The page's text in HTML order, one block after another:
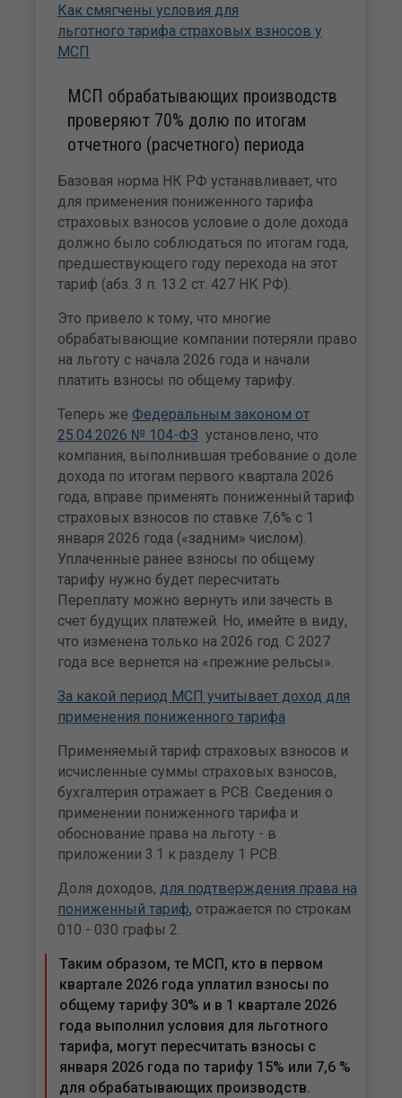
Как смягчены условия для
льготного тарифа страховых взносов у
МСП
МСП обрабатывающих производств
проверяют 70% долю по итогам
отчетного (расчетного) периода
Базовая норма НК РФ устанавливает, что
для применения пониженного тарифа
страховых взносов условие о доле дохода
должно было соблюдаться по итогам года,
предшествующего году перехода на этот
тариф (абз. 3 п. 13.2 ст. 427 НК РФ).
Это привело к тому, что многие
обрабатывающие компании потеряли право
на льготу с начала 2026 года и начали
платить взносы по общему тарифу.
Теперь же Федеральным законом от
25.04.2026 № 104-ФЗ установлено, что
компания, выполнившая требование о доле
дохода по итогам первого квартала 2026
года, вправе применять пониженный тариф
страховых взносов по ставке 7,6% с 1
января 2026 года («задним» числом).
Уплаченные ранее взносы по общему
тарифу нужно будет пересчитать.
Переплату можно вернуть или зачесть в
счет будущих платежей. Но, имейте в виду,
что изменена только на 2026 год. С 2027
года все вернется на «прежние рельсы».
За какой период МСП учитывает доход для
применения пониженного тарифа
Применяемый тариф страховых взносов и
исчисленные суммы страховых взносов,
бухгалтерия отражает в РСВ. Сведения о
применении пониженного тарифа и
обоснование права на льготу - в
приложении 3.1 к разделу 1 РСВ.
Доля доходов, для подтверждения права на
пониженный тариф, отражается по строкам
010 - 030 графы 2.
Таким образом, те МСП, кто в первом
квартале 2026 года уплатил взносы по
общему тарифу 30% и в 1 квартале 2026
года выполнил условия для льготного
тарифа, могут пересчитать взносы с
января 2026 года по тарифу 15% или 7,6 %
для обрабатывающих производств.